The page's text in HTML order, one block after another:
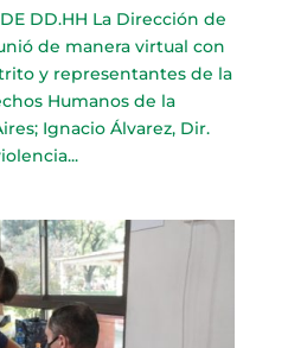
DE DD.HH La Dirección de
de manera virtual con
y representantes de la
Humanos de la
Ignacio Álvarez, Dir.